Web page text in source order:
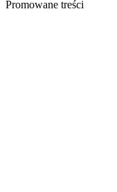
Promowane treści